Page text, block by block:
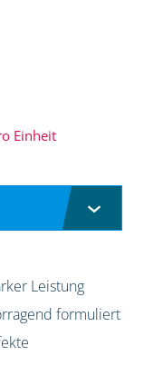
Einheit
Leistung
formuliert